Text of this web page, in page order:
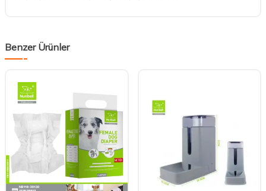
Benzer Ürünler